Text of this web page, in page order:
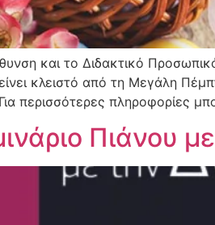
και το Διδακτικό
κλειστό από τη Μεγάλη
περισσότερες πληροφορίες
Πιάνου